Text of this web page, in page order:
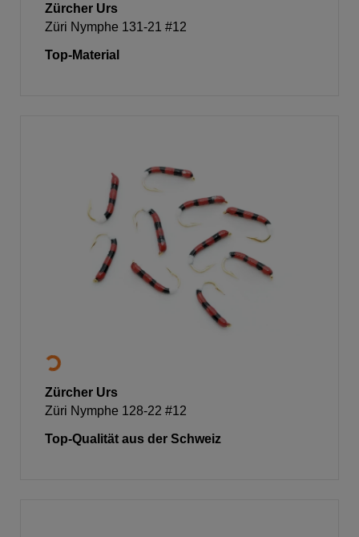
Zürcher Urs
Züri Nymphe 131-21 #12
Top-Material
Zürcher Urs
Züri Nymphe 128-22 #12
Top-Qualität aus der Schweiz